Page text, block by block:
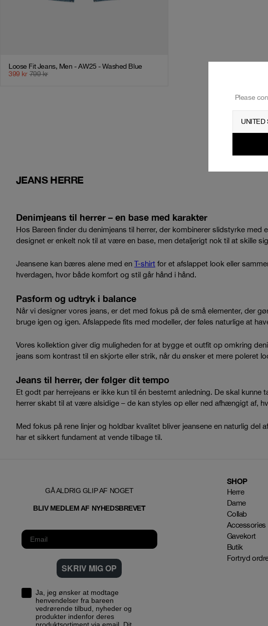
Loose Fit Jeans, Men - AW25 - Washed Blue
399 kr 799 kr
JEANS HERRE
Denimjeans til herrer – en base med karakter
Hos Bareen finder du denimjeans til herrer, der kombinerer slidstyrke
designet er enkelt nok til at være en base, men detaljerigt nok til at skille
Jeansene kan bæres alene med en T-shirt for et afslappet look eller
hverdagen, hvor både komfort og stil går hånd i hånd.
Pasform og udtryk i balance
Når vi designer vores jeans, er det med fokus på de små elementer, der
bruge igen og igen. Afslappede fits med modeller, der føles naturlige at
Vores kollektion giver dig muligheden for at bygge et outfit op omkring
jeans som kontrast til en skjorte eller strik, når du ønsker et mere poleret
Jeans til herrer, der følger dit tempo
Et godt par herrejeans er ikke kun til én bestemt anledning. De skal
herrer skabt til at være alsidige – de kan styles op eller ned afhængigt af,
Med fokus på rene linjer og holdbar kvalitet bliver jeansene en naturlig
har et sikkert fundament at vende tilbage til.
GÅ ALDRIG GLIP AF NOGET
BLIV MEDLEM AF NYHEDSBREVET
SKRIV MIG OP
Ja, jeg ønsker at modtage
henvendelser fra bareen
vedrørende tilbud, nyheder og
produkter indenfor deres
SHOP
Herre
Dame
Collab
Accessories
Gavekort
Butik
Fortryd
Please
UNITED